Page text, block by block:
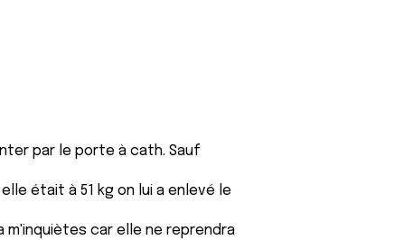
par le porte à cath. Sauf
était à 51 kg on lui a enlevé le
m'inquiètes car elle ne reprendra